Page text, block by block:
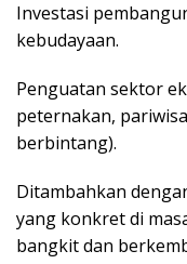
​Investasi
kebudayaan.
​Penguatan sektor
peternakan,
berbintang).
​Ditambahkan
yang konkret di
bangkit dan